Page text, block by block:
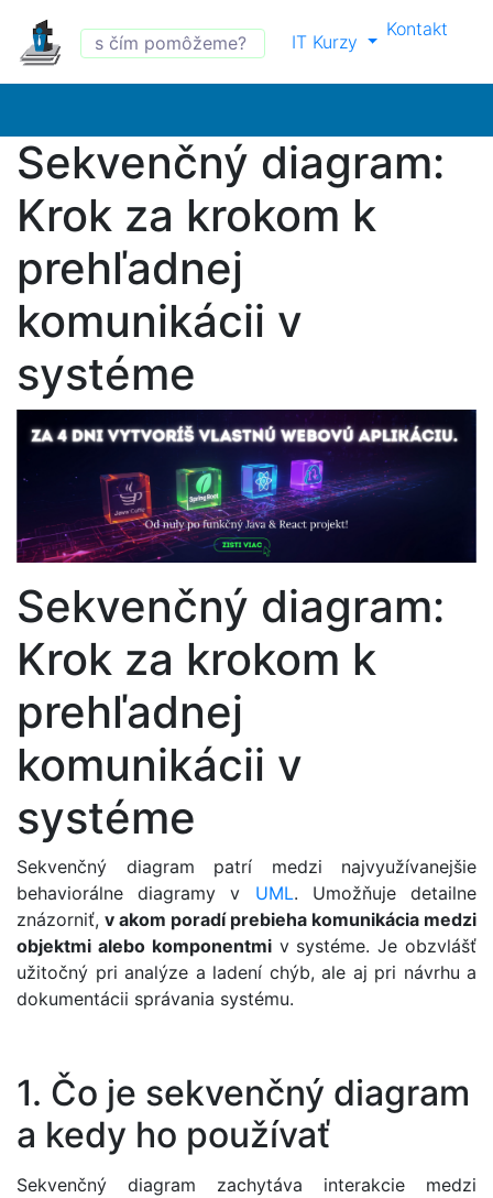
IT Kurzy
Kontakt
Sekvenčný diagram:
Krok za krokom k
prehľadnej
komunikácii v
systéme
Sekvenčný diagram:
Krok za krokom k
prehľadnej
komunikácii v
systéme
Sekvenčný diagram patrí medzi najvyužívanejšie
behaviorálne diagramy v UML. Umožňuje detailne
znázorniť, v akom poradí prebieha komunikácia medzi
objektmi alebo komponentmiv systéme. Je obzvlášť
užitočný pri analýze a ladení chýb, ale aj pri návrhu a
dokumentácii správania systému.
1. Čo je sekvenčný diagram
a kedy ho používať
Sekvenčný diagram zachytáva interakcie medzi